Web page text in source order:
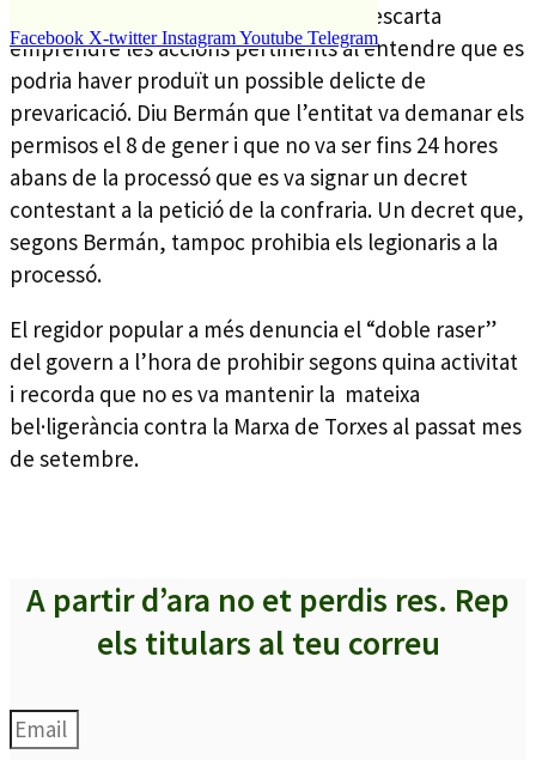
Facebook X-twitter InstagramYoutube Telegram
sancionar a la Confraria, Bermán no descarta
emprendre les accions pertinents al entendre que es
podria haver produït un possible delicte de
prevaricació. Diu Bermán que l’entitat va demanar els
permisos el 8 de gener i que no va ser fins 24 hores
abans de la processó que es va signar un decret
contestant a la petició de la confraria. Un decret que,
segons Bermán, tampoc prohibia els legionaris a la
processó.
El regidor popular a més denuncia el “doble raser”
del govern a l’hora de prohibir segons quina activitat
i recorda que no es va mantenir la mateixa
bel·ligerància contra la Marxa de Torxes al passat mes
de setembre.
A partir d’ara no et perdis res. Rep
els titulars al teu correu